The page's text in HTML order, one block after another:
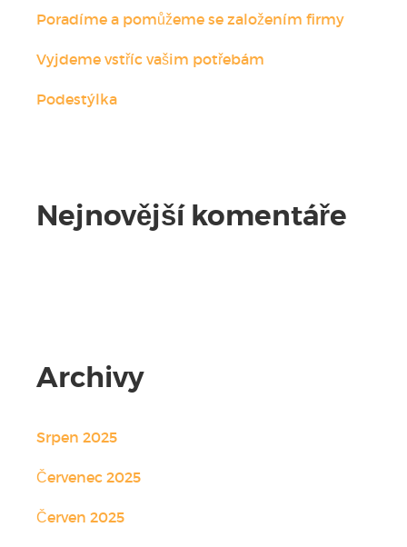
Poradíme a pomůžeme se založením firmy
Vyjdeme vstříc vašim potřebám
Podestýlka
Nejnovější komentáře
Archivy
Srpen 2025
Červenec 2025
Červen 2025